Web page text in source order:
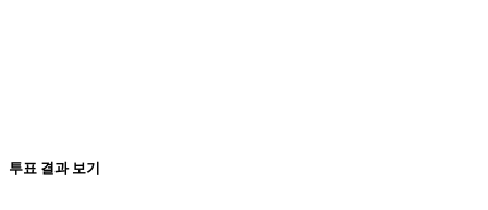
투표 결과 보기